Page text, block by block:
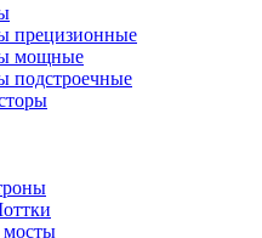
прецизионные
мощные
подстроечные